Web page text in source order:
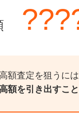
額査定を狙うには
額を引き出すこ